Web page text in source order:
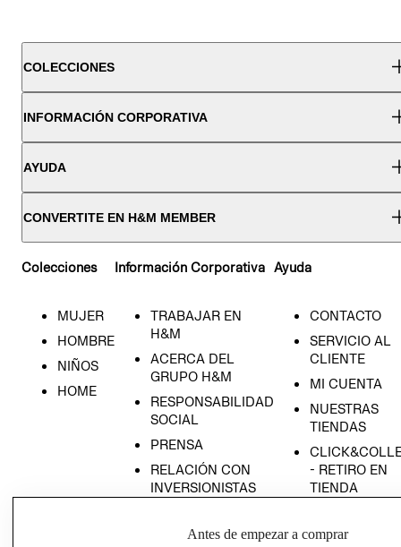
COLECCIONES
INFORMACIÓN CORPORATIVA
AYUDA
CONVERTITE EN H&M MEMBER
Colecciones
MUJER
HOMBRE
NIÑOS
HOME
Información Corporativa
TRABAJAR EN
H&M
ACERCA DEL
GRUPO H&M
RESPONSABILIDAD
SOCIAL
PRENSA
RELACIÓN CON
INVERSIONISTAS
EMPRESARIAL
Ayuda
CONTACTO
SERVICIO AL
CLIENTE
MI CUENTA
NUESTRAS
TIENDAS
- RETIRO EN
TIENDA
CONDICIONES
Antes de empezar a comprar